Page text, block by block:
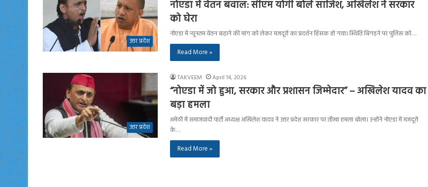
उत्तर प्रदेश
नोएडा में वेतन बवाल: सीएम योगी बोले साजिश, अखिलेश ने सरकार
को घेरा
नोएडा में न्यूनतम वेतन बढ़ाने की मांग को लेकर मजदूरों का प्रदर्शन हिंसक हो गया। स्थिति बिगड़ने पर पुलिस को…
Read More »
उत्तर प्रदेश
TAKVEEM April 14, 2026
“नोएडा में जो हुआ, सरकार और प्रशासन जिम्मेदार” – अखिलेश यादव का
बड़ा हमला
अमेठी में समाजवादी पार्टी अध्यक्ष अखिलेश यादव ने उत्तर प्रदेश सरकार पर तीखा हमला बोला। उन्होंने नोएडा में मजदूरों
के…
Read More »